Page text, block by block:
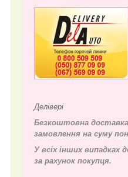
Делівері
Безкоштовна
замовлення на суму
У всіх інших випадках д
за рахунок покупця.